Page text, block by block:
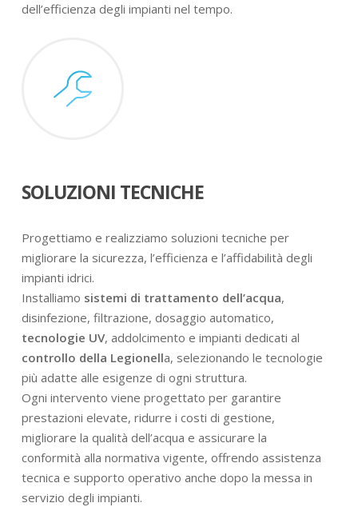
dell’efficienza degli impianti nel tempo.
SOLUZIONI TECNICHE
Progettiamo e realizziamo soluzioni tecniche per
migliorare la sicurezza, l’efficienza e l’affidabilità degli
impianti idrici.
Installiamo sistemi di trattamento dell’acqua,
disinfezione, filtrazione, dosaggio automatico,
tecnologie UV, addolcimento e impianti dedicati al
controllo della Legionella, selezionando le tecnologie
più adatte alle esigenze di ogni struttura.
Ogni intervento viene progettato per garantire
prestazioni elevate, ridurre i costi di gestione,
migliorare la qualità dell’acqua e assicurare la
conformità alla normativa vigente, offrendo assistenza
tecnica e supporto operativo anche dopo la messa in
servizio degli impianti.